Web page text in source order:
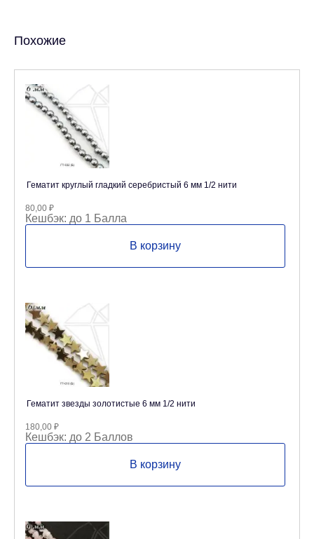
Похожие
Гематит круглый гладкий серебристый 6 мм 1/2 нити
80,00 ₽
Кешбэк: до 1 Балла
В корзину
Гематит звезды золотистые 6 мм 1/2 нити
180,00 ₽
Кешбэк: до 2 Баллов
В корзину